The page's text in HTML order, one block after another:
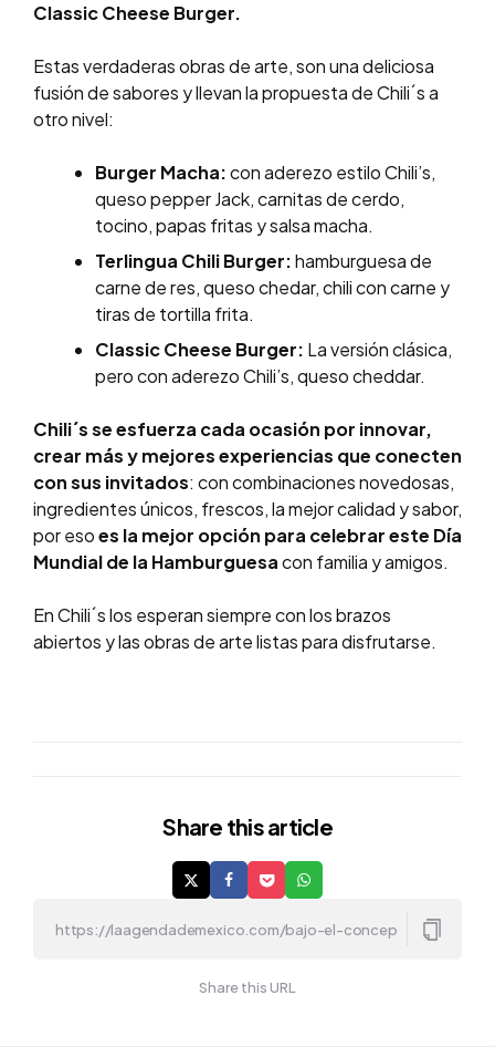
Classic Cheese Burger.
Estas verdaderas obras de arte, son una deliciosa
fusión de sabores y llevan la propuesta de Chili´s a
otro nivel:
Burger Macha:con aderezo estilo Chili’s,
queso pepper Jack, carnitas de cerdo,
tocino, papas fritas y salsa macha.
Terlingua Chili Burger:hamburguesa de
carne de res, queso chedar, chili con carne y
tiras de tortilla frita.
Classic Cheese Burger: La versión clásica,
pero con aderezo Chili’s, queso cheddar.
Chili´s se esfuerza cada ocasión por innovar,
crear más y mejores experiencias que conecten
con sus invitados: con combinaciones novedosas,
ingredientes únicos, frescos, la mejor calidad y sabor,
por esoes la mejor opción para celebrar este Día
Mundial de la Hamburguesacon familia y amigos.
En Chili´s los esperan siempre con los brazos
abiertos y las obras de arte listas para disfrutarse.
Share this article
Share this URL